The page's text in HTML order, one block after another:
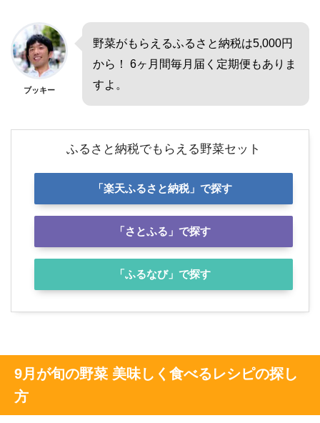
ブッキー
野菜がもらえるふるさと納税は5,000円
から！ 6ヶ月間毎月届く定期便もありま
すよ。
ふるさと納税でもらえる野菜セット
「楽天ふるさと納税」で探す
「さとふる」で探す
「ふるなび」で探す
9月が旬の野菜 美味しく食べるレシピの探し
方